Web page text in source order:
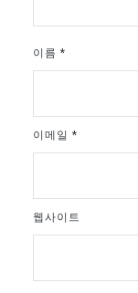
이름 *
이메일 *
웹사이트